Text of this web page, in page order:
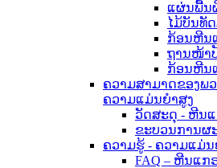
ແຜ່ນພື້ນ
ໄມ້ບັນທັ
ກ້ອນຫີນ
ຖານໜ້າ
ກ້ອນຫີນ
ຄວາມສາມາດຂອງ
ຄວາມແມ່ນຍຳສູງ
ວັດສະດຸ - ຫີນ
ຂະບວນການຜ
ຄວາມຮູ້ - ຄວາມແມ່
FAQ – ຫີນແ